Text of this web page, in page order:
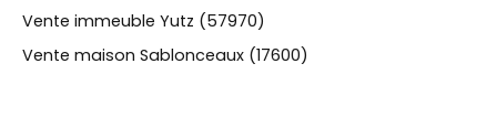
Vente immeuble Yutz (57970)
Vente maison Sablonceaux (17600)